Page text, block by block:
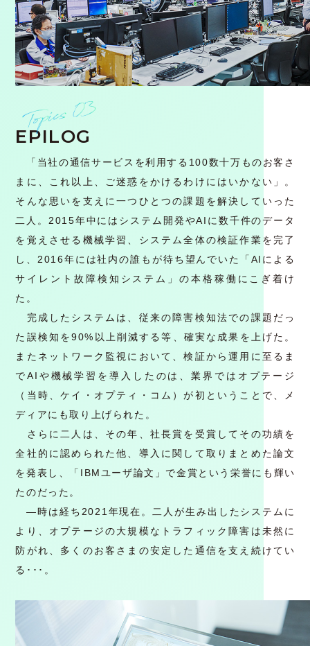
EPILOG
「当社の通信サービスを利用する100数十万ものお客さ
まに、これ以上、ご迷惑をかけるわけにはいかない」。
そんな思いを支えに一つひとつの課題を解決していった
二人。2015年中にはシステム開発やAIに数千件のデータ
を覚えさせる機械学習、システム全体の検証作業を完了
し、2016年には社内の誰もが待ち望んでいた「AIによる
サイレント故障検知システム」の本格稼働にこぎ着け
た。
完成したシステムは、従来の障害検知法での課題だっ
た誤検知を90%以上削減する等、確実な成果を上げた。
またネットワーク監視において、検証から運用に至るま
でAIや機械学習を導入したのは、業界ではオプテージ
（当時、ケイ・オプティ・コム）が初ということで、メ
ディアにも取り上げられた。
さらに二人は、その年、社長賞を受賞してその功績を
全社的に認められた他、導入に関して取りまとめた論文
を発表し、「IBMユーザ論文」で金賞という栄誉にも輝い
たのだった。
—時は経ち2021年現在。二人が生み出したシステムに
より、オプテージの大規模なトラフィック障害は未然に
防がれ、多くのお客さまの安定した通信を支え続けてい
る･･･。